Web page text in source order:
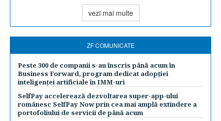
vezi mai multe
ZF COMUNICATE
Peste 300 de companii s-au înscris până acum în
Business Forward, program dedicat adopției
inteligenței artificiale în IMM-uri
SelfPay accelerează dezvoltarea super-app-ului
românesc SelfPay Now prin cea mai amplă extindere a
portofoliului de servicii de până acum